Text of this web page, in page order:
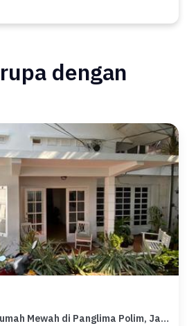
dengan
Penawaran Eksklusif, rumah Mewah di Panglima Polim, Jakarta Selatan, LB 150m²